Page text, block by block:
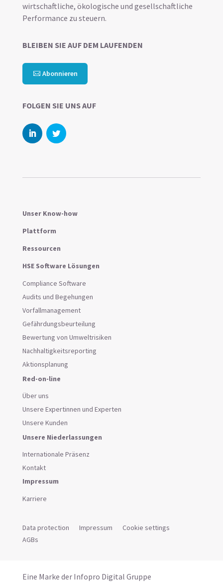
wirtschaftliche, ökologische und gesellschaftliche
Performance zu steuern.
BLEIBEN SIE AUF DEM LAUFENDEN
Abonnieren
FOLGEN SIE UNS AUF
Unser Know-how
Plattform
Ressourcen
HSE Software Lösungen
Compliance Software
Audits und Begehungen
Vorfallmanagement
Gefährdungsbeurteilung
Bewertung von Umweltrisiken
Nachhaltigkeitsreporting
Aktionsplanung
Red-on-line
Über uns
Unsere Expertinnen und Experten
Unsere Kunden
Unsere Niederlassungen
Internationale Präsenz
Kontakt
Impressum
Karriere
Data protection Impressum
Cookie settings
AGBs
Eine Marke der Infopro Digital Gruppe